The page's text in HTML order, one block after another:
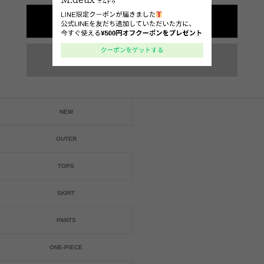
NEW
OUTER
TOPS
SKIRT
PANTS
ONE-PIECE